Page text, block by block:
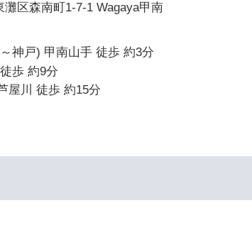
灘区森南町1-7-1 Wagaya甲南
神戸) 甲南山手 徒歩 約3分
歩 約9分
屋川 徒歩 約15分